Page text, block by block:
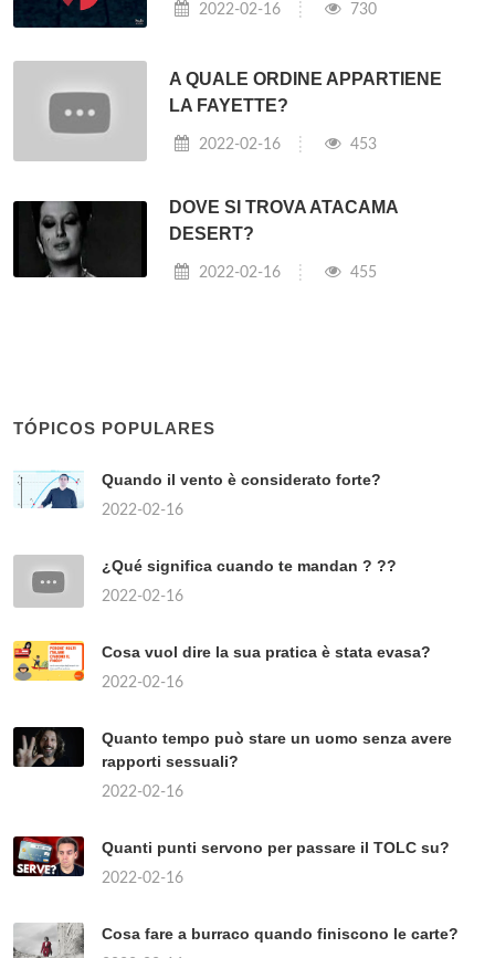
2022-02-16 730
A QUALE ORDINE APPARTIENE
LA FAYETTE?
2022-02-16 453
DOVE SI TROVA ATACAMA
DESERT?
2022-02-16 455
TÓPICOS POPULARES
Quando il vento è considerato forte?
2022-02-16
¿Qué significa cuando te mandan ? ??
2022-02-16
Cosa vuol dire la sua pratica è stata evasa?
2022-02-16
Quanto tempo può stare un uomo senza avere
rapporti sessuali?
2022-02-16
Quanti punti servono per passare il TOLC su?
2022-02-16
Cosa fare a burraco quando finiscono le carte?